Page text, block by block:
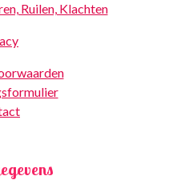
Ruilen, Klachten